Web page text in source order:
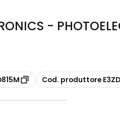
-
copia
Cod. produttore